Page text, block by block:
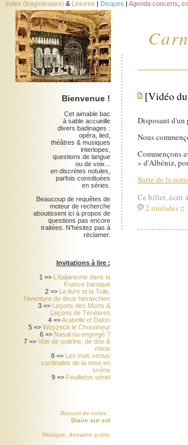
Index (fragmentaire) & Linktree | Disques | Agenda concerts
[Vidéo
Disposant d'un
Nous
Commençons
» d'Albéniz,
Suite de la
Ce billet, écrit
2 roulades ::
Bienvenue !
Cet aimable bac
à sable accueille
divers badinages :
opéra, lied,
théâtres & musiques
interlopes,
questions de langue
ou de voix...
en discrètes notules,
parfois constituées
en séries.
Beaucoup de requêtes de
moteur de recherche
aboutissent ici à propos de
questions pas encore
traitées. N'hésitez pas à
réclamer.
Invitations à lire :
1 => L'italianisme dans la
France baroque
2 => Le livre et la Toile,
l'aventure de deux hiérarchies
3 => Leçons des Morts &
Leçons de Ténèbres
4 =>Arabelle et Didon
5 =>Woyzeck le Chourineur
6 => Nasal ou engorgé ?
7 =>Voix de poitrine, de tête &
mixte
8 => Les trois vertus
cardinales de la mise en
scène
9 => Feuilleton sériel
Recueil de notes :
Diaire sur sol
Musique, domaine public